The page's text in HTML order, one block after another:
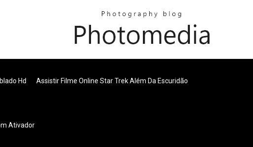
Hd Assistir Filme Online Star Trek Além Da Escuridão
Ativador